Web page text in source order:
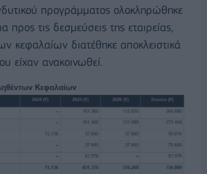
προγράμματος ολοκληρώθηκε
προς τις δεσμεύσεις της εταιρείας,
κεφαλαίων διατέθηκε αποκλειστικά
είχαν ανακοινωθεί.